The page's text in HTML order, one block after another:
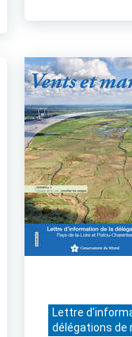
Lettre
délégations de